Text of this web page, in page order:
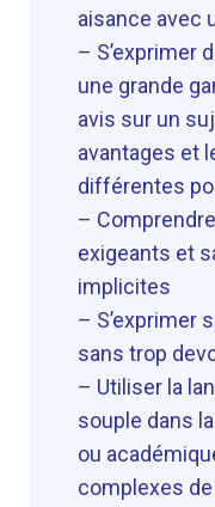
aisance avec
– S’exprimer
une grande
avis sur un
avantages et
différentes
–
exigeants et
implicites
– S’exprimer
sans trop
– Utiliser la
souple dans
ou
complexes